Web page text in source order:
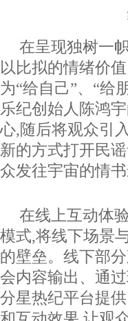
在呈现独树一
以比拟的情绪价
为“给自己”、“给
乐纪创始人陈鸿
心,随后将观众引
新的方式打开民
众发往宇宙的情
在线上互动体
模式,将线下场景
的壁垒。线下部
会内容输出、通
分星热纪平台提